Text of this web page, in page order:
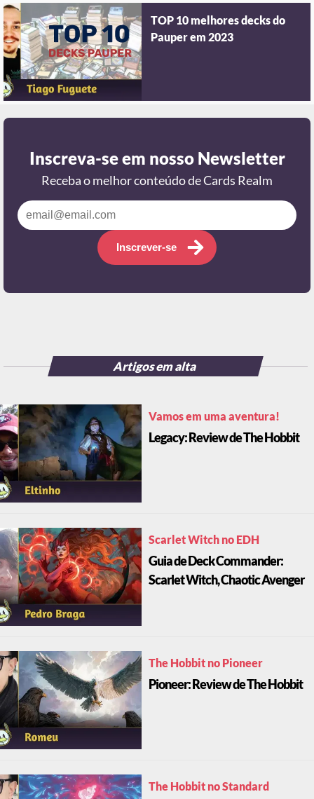
TOP 10 melhores decks do
Pauper em 2023
Inscreva-se em nosso Newsletter
Receba o melhor conteúdo de Cards Realm
Inscrever-se
Artigos em alta
Vamos em uma aventura!
Legacy: Review de The Hobbit
Scarlet Witch no EDH
Guia de Deck Commander:
Scarlet Witch, Chaotic Avenger
The Hobbit no Pioneer
Pioneer: Review de The Hobbit
The Hobbit no Standard